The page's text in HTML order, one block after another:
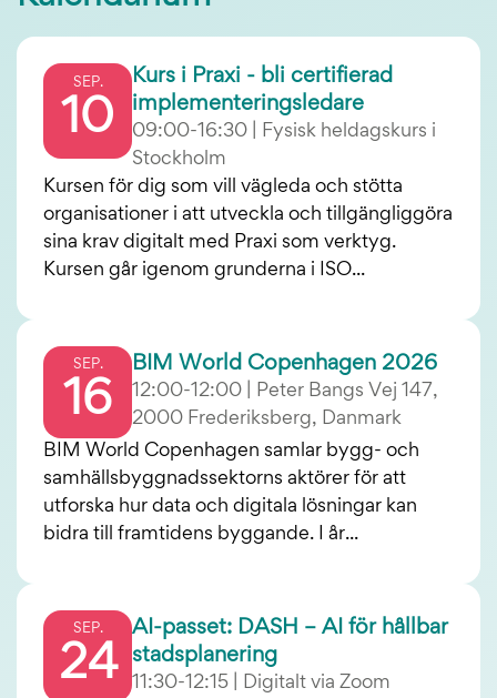
SEP.
10
Kurs i Praxi - bli certifierad
implementeringsledare
09:00-16:30 | Fysisk heldagskurs i
Stockholm
Kursen för dig som vill vägleda och stötta
organisationer i att utveckla och tillgängliggöra
sina krav digitalt med Praxi som verktyg.
Kursen går igenom grunderna i ISO...
SEP.
16
BIM World Copenhagen 2026
12:00-12:00 | Peter Bangs Vej 147,
2000 Frederiksberg, Danmark
BIM World Copenhagen samlar bygg- och
samhällsbyggnadssektorns aktörer för att
utforska hur data och digitala lösningar kan
bidra till framtidens byggande. I år...
SEP.
24
AI-passet: DASH – AI för hållbar
stadsplanering
11:30-12:15 | Digitalt via Zoom